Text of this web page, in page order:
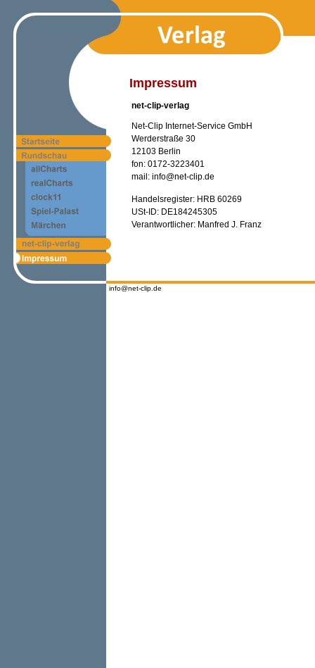
Impressum
net-clip-verlag
Net-Clip Internet-Service GmbH
Werderstraße 30
12103 Berlin
fon: 0172-3223401
mail: info@net-clip.de
Handelsregister: HRB 60269
USt-ID: DE184245305
Verantwortlicher: Manfred J. Franz
info@net-clip.de